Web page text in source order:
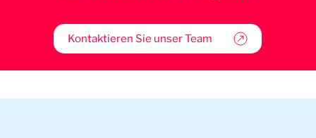
Kontaktieren Sie unser Team